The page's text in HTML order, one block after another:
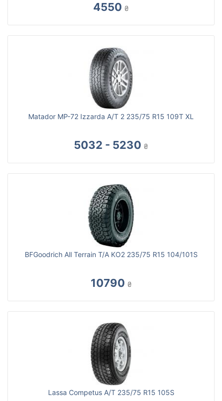
4550 ₴
Matador MP-72 Izzarda A/T 2 235/75 R15 109T XL
5032 - 5230 ₴
BFGoodrich All Terrain T/A KO2 235/75 R15 104/101S
10790 ₴
Lassa Competus A/T 235/75 R15 105S